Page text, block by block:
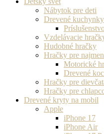
Nábytok pre deti
Drevené kuchynky
Vzdelávacie
Hudobné hračky
Hračky pre
Motorické
Drevené
Hračky pre
Hračky pre
Drevené kryty na mobil
Apple
iPhone 17
iPhone Air